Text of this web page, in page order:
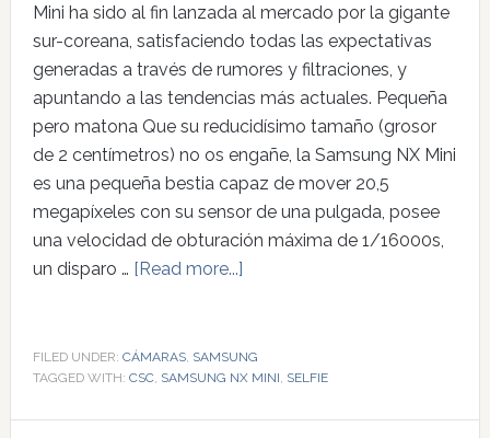
Mini ha sido al fin lanzada al mercado por la gigante
sur-coreana, satisfaciendo todas las expectativas
generadas a través de rumores y filtraciones, y
apuntando a las tendencias más actuales. Pequeña
pero matona Que su reducidísimo tamaño (grosor
de 2 centímetros) no os engañe, la Samsung NX Mini
es una pequeña bestia capaz de mover 20,5
megapíxeles con su sensor de una pulgada, posee
una velocidad de obturación máxima de 1/16000s,
un disparo … [Read more...]
FILED UNDER: CÁMARAS, SAMSUNG
TAGGED WITH: CSC, SAMSUNG NX MINI, SELFIE